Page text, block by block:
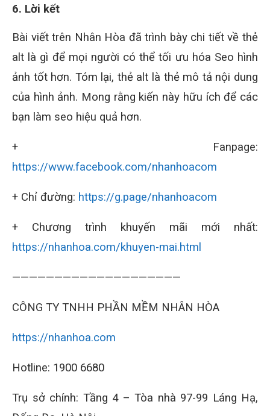
6. Lời kết
Bài viết trên Nhân Hòa đã trình bày chi tiết về thẻ
alt là gì để mọi người có thể tối ưu hóa Seo hình
ảnh tốt hơn. Tóm lại, thẻ alt là thẻ mô tả nội dung
của hình ảnh. Mong rằng kiến này hữu ích để các
bạn làm seo hiệu quả hơn.
+ Fanpage:
https://www.facebook.com/nhanhoacom
+ Chỉ đường: https://g.page/nhanhoacom
+ Chương trình khuyến mãi mới nhất:
https://nhanhoa.com/khuyen-mai.html
————————————————————
CÔNG TY TNHH PHẦN MỀM NHÂN HÒA
https://nhanhoa.com
Hotline: 1900 6680
Trụ sở chính: Tầng 4 – Tòa nhà 97-99 Láng Hạ,